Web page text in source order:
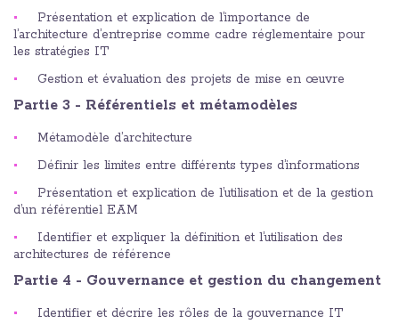
Présentation et explication de l’importance de
l’architecture d’entreprise comme cadre réglementaire pour
les stratégies IT
Gestion et évaluation des projets de mise en œuvre
Partie 3 - Référentiels et métamodèles
Métamodèle d’architecture
Définir les limites entre différents types d’informations
Présentation et explication de l’utilisation et de la gestion
d’un référentiel EAM
Identifier et expliquer la définition et l’utilisation des
architectures de référence
Partie 4 - Gouvernance et gestion du changement
Identifier et décrire les rôles de la gouvernance IT